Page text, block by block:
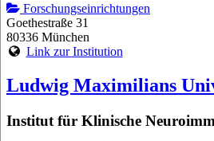
Forschungseinrichtungen
Goethestraße 31
80336 München
Link zur Institution
Ludwig Maximilians
Institut für Klinische